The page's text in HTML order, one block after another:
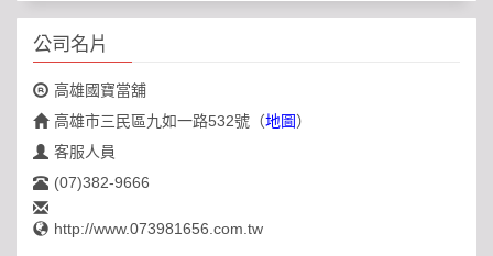
公司名片
高雄國寶當舖
高雄市三民區九如一路532號 （地圖）
客服人員
(07)382-9666
http://www.073981656.com.tw